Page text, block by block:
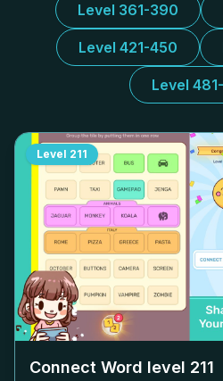
Level 361-390
Level 421-450
Level
Level 211
Connect Word level 211